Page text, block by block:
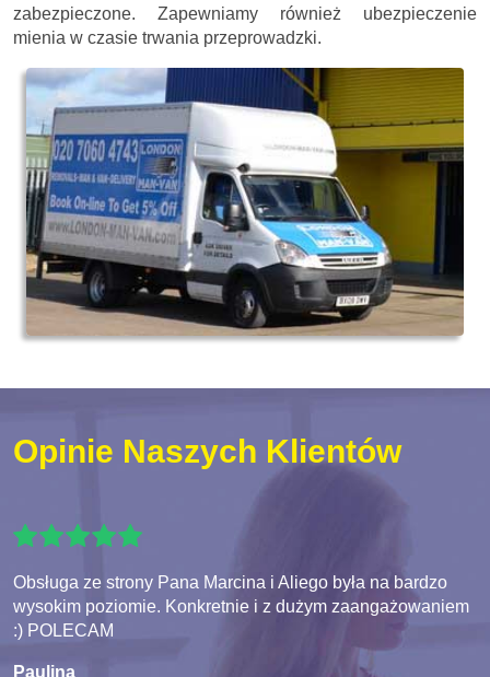
zabezpieczone. Zapewniamy również ubezpieczenie
mienia w czasie trwania przeprowadzki.
Opinie Naszych Klientów
Obsługa ze strony Pana Marcina i Aliego była na bardzo
wysokim poziomie. Konkretnie i z dużym zaangażowaniem
:) POLECAM
Paulina